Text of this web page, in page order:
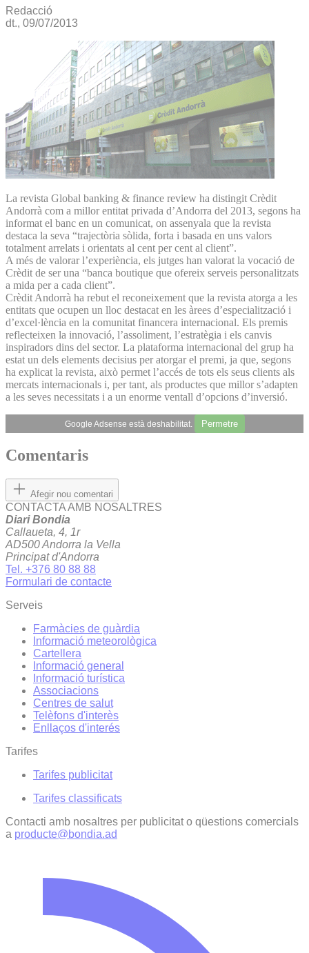
Redacció
dt., 09/07/2013
La revista Global banking & finance review ha distingit Crèdit
Andorrà com a millor entitat privada d’Andorra del 2013, segons ha
informat el banc en un comunicat, on assenyala que la revista
destaca la seva “trajectòria sòlida, forta i basada en uns valors
totalment arrelats i orientats al cent per cent al client”.
A més de valorar l’experiència, els jutges han valorat la vocació de
Crèdit de ser una “banca boutique que ofereix serveis personalitzats
a mida per a cada client”.
Crèdit Andorrà ha rebut el reconeixement que la revista atorga a les
entitats que ocupen un lloc destacat en les àrees d’especialització i
d’excel·lència en la comunitat financera internacional. Els premis
reflecteixen la innovació, l’assoliment, l’estratègia i els canvis
inspiradors dins del sector. La plataforma internacional del grup ha
estat un dels elements decisius per atorgar el premi, ja que, segons
ha explicat la revista, això permet l’accés de tots els seus clients als
mercats internacionals i, per tant, als productes que millor s’adapten
a les seves necessitats i a un enorme ventall d’opcions d’inversió.
Google Adsense està deshabilitat. Permetre
Comentaris
Afegir nou comentari
CONTACTA AMB NOSALTRES
Diari Bondia
Callaueta, 4, 1r
AD500 Andorra la Vella
Principat d'Andorra
Tel. +376 80 88 88
Formulari de contacte
Serveis
Farmàcies de guàrdia
Informació meteorològica
Cartellera
Informació general
Informació turística
Associacions
Centres de salut
Telèfons d'interès
Enllaços d'interés
Tarifes
Tarifes publicitat
Tarifes classificats
Contacti amb nosaltres per publicitat o qüestions comercials
a producte@bondia.ad